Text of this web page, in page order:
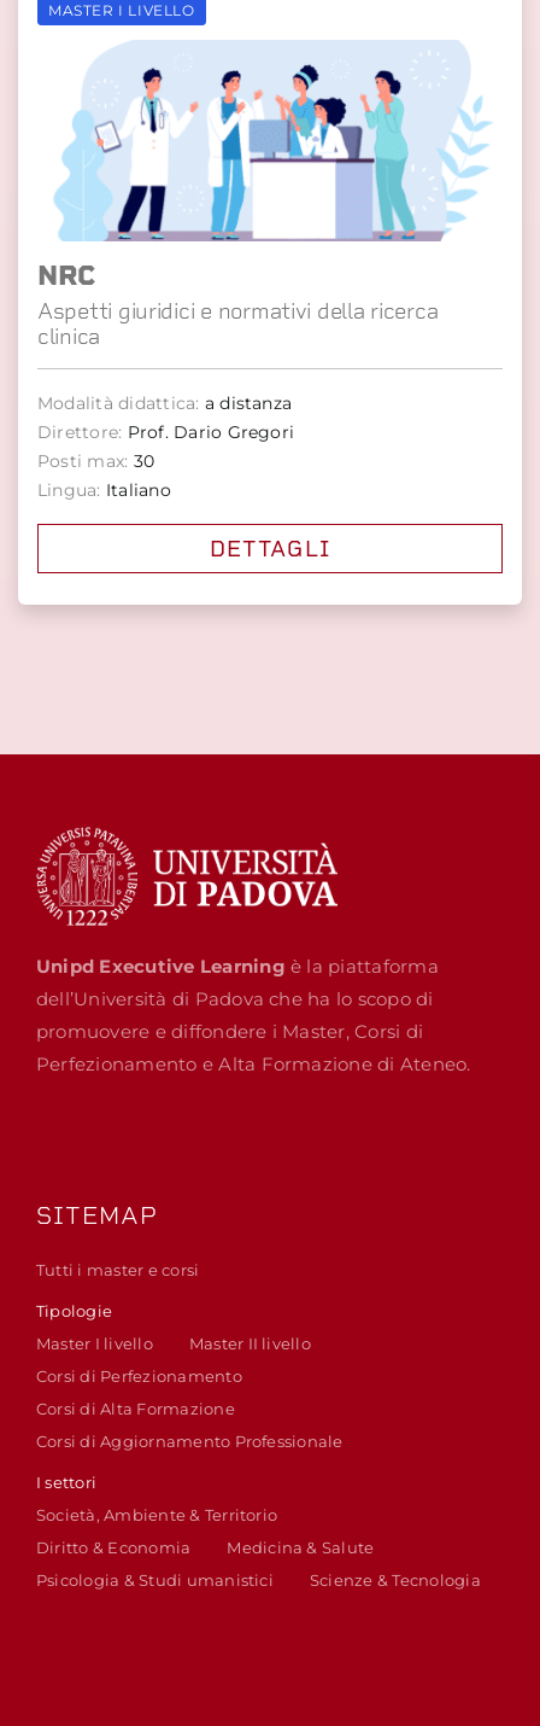
MASTER I LIVELLO
NRC
Aspetti giuridici e normativi della ricerca
clinica
Modalità didattica: a distanza
Direttore: Prof. Dario Gregori
Posti max: 30
Lingua: Italiano
DETTAGLI
Unipd Executive Learning è la piattaforma
dell’Università di Padova che ha lo scopo di
promuovere e diffondere i Master, Corsi di
Perfezionamento e Alta Formazione di Ateneo.
SITEMAP
Tutti i master e corsi
Tipologie
Master I livello
Master II livello
Corsi di Perfezionamento
Corsi di Alta Formazione
Corsi di Aggiornamento Professionale
I settori
Società, Ambiente & Territorio
Diritto & Economia
Medicina & Salute
Psicologia & Studi umanistici
Scienze & Tecnologia